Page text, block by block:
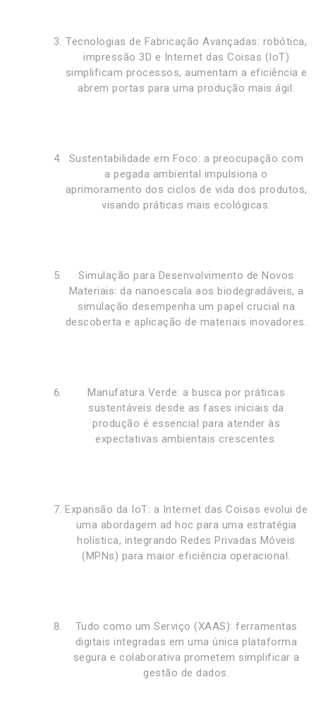
Tecnologias de Fabricação Avançadas: robótica,
impressão 3D e Internet das Coisas (IoT)
simplificam processos, aumentam a eficiência e
abrem portas para uma produção mais ágil.
Sustentabilidade em Foco: a preocupação com
a pegada ambiental impulsiona o
aprimoramento dos ciclos de vida dos produtos,
visando práticas mais ecológicas.
Simulação para Desenvolvimento de Novos
Materiais: da nanoescala aos biodegradáveis, a
simulação desempenha um papel crucial na
descoberta e aplicação de materiais inovadores.
Manufatura Verde: a busca por práticas
sustentáveis desde as fases iniciais da
produção é essencial para atender às
expectativas ambientais crescentes.
Expansão da IoT: a Internet das Coisas evolui de
uma abordagem ad hoc para uma estratégia
holística, integrando Redes Privadas Móveis
(MPNs) para maior eficiência operacional.
Tudo como um Serviço (XAAS): ferramentas
digitais integradas em uma única plataforma
segura e colaborativa prometem simplificar a
gestão de dados.